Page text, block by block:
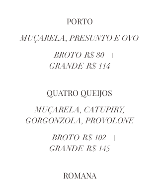
PORTO
MUÇARELA, PRESUNTO E OVO
BROTO R$ 80
GRANDE R$ 114
QUATRO QUEIJOS
MUÇARELA, CATUPIRY,
GORGONZOLA, PROVOLONE
BROTO R$ 102
GRANDE R$ 145
ROMANA